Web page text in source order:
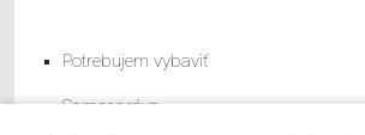
Potrebujem vybaviť
Samospráva